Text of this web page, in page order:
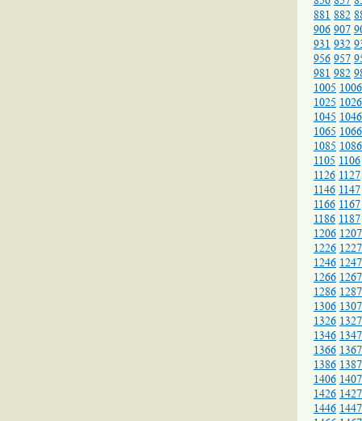
881 882
906 907
931 932
956 957
981 982
1005 1006
1025 1026
1045 1046
1065 1066
1085 1086
1105 1106
1126 1127
1146 1147
1166 1167
1186 1187
1206 1207
1226 1227
1246 1247
1266 1267
1286 1287
1306 1307
1326 1327
1346 1347
1366 1367
1386 1387
1406 1407
1426 1427
1446 1447